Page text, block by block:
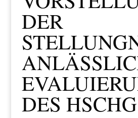
DER
DES HSCHG